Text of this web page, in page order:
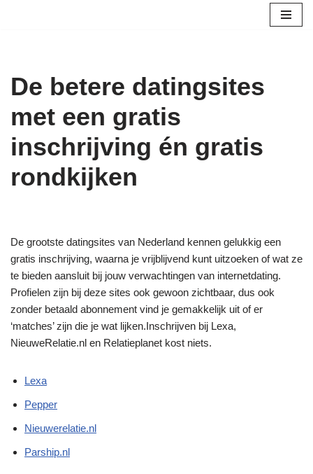
inhoud
De betere datingsites
met een gratis
inschrijving én gratis
rondkijken
De grootste datingsites van Nederland kennen gelukkig een
gratis inschrijving, waarna je vrijblijvend kunt uitzoeken of wat ze
te bieden aansluit bij jouw verwachtingen van internetdating.
Profielen zijn bij deze sites ook gewoon zichtbaar, dus ook
zonder betaald abonnement vind je gemakkelijk uit of er
‘matches’ zijn die je wat lijken.Inschrijven bij Lexa,
NieuweRelatie.nl en Relatieplanet kost niets.
Lexa
Pepper
Nieuwerelatie.nl
Parship.nl